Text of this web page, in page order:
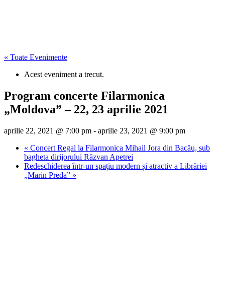
« Toate Evenimente
Acest eveniment a trecut.
Program concerte Filarmonica
„Moldova” – 22, 23 aprilie 2021
aprilie 22, 2021 @ 7:00 pm - aprilie 23, 2021 @ 9:00 pm
« Concert Regal la Filarmonica Mihail Jora din Bacău, sub
bagheta dirijorului Răzvan Apetrei
Redeschiderea într-un spațiu modern și atractiv a Librăriei
„Marin Preda” »